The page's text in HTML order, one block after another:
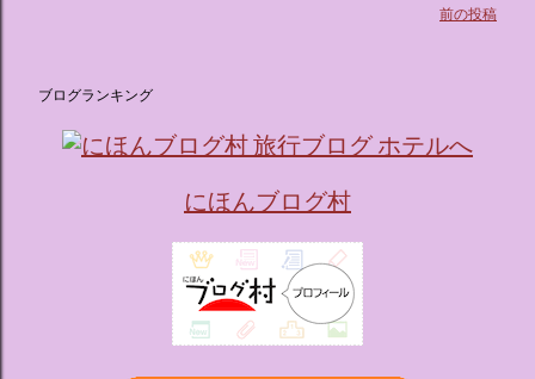
（テーマルーム）」 イベントの目玉となるのが、サンリオの
前の投稿
ブログランキング
にほんブログ村